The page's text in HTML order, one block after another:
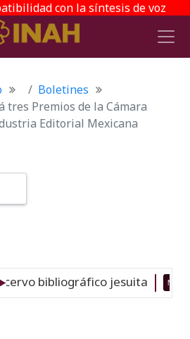
con la síntesis de voz
Boletines
tres Premios de la Cámara
Editorial Mexicana
jesuita Nuevo 06-